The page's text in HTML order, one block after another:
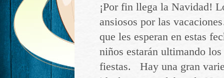
¡Por fin llega la Navidad!
ansiosos por las
que les esperan en estas
niños estarán ultimando
fiestas. Hay una gran